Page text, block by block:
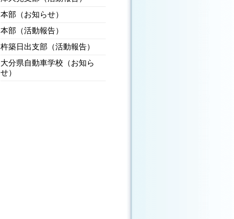
本部（お知らせ）
本部（活動報告）
杵築日出支部（活動報告）
大分県自動車学校（お知ら
せ）